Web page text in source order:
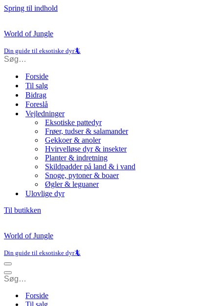
Spring til indhold
World of Jungle
Din guide til eksotiske dyr🦎
Forside
Til salg
Bidrag
Foreslå
Vejledninger
Eksotiske pattedyr
Frøer, tudser & salamander
Gekkoer & anoler
Hvirvelløse dyr & insekter
Planter & indretning
Skildpadder på land & i vand
Snoge, pytoner & boaer
Øgler & leguaner
Ulovlige dyr
Til butikken
World of Jungle
Din guide til eksotiske dyr🦎
Navigation
menu
Navigation
menu
Forside
Til salg